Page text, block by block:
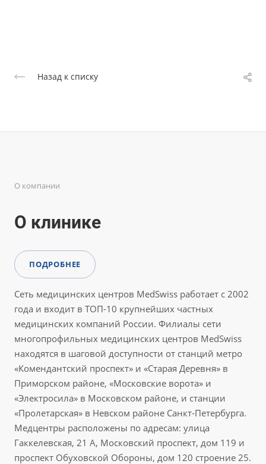
Назад к списку
О компании
О клинике
ПОДРОБНЕЕ
Сеть медицинских центров MedSwiss работает с 2002
года и входит в ТОП-10 крупнейших частных
медицинских компаний России. Филиалы сети
многопрофильных медицинских центров MedSwiss
находятся в шаговой доступности от станций метро
«Комендантский проспект» и «Старая Деревня» в
Приморском районе, «Московские ворота» и
«Электросила» в Московском районе, и станции
«Пролетарская» в Невском районе Санкт-Петербурга.
Медцентры расположены по адресам: улица
Гаккелевская, 21 А, Московский проспект, дом 119 и
проспект Обуховской Обороны, дом 120 строение 25.